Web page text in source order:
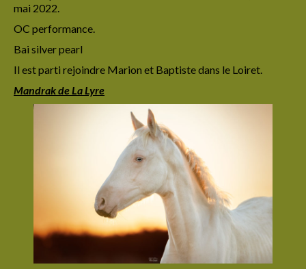
mai 2022.
OC performance.
Bai silver pearl
Il est parti rejoindre Marion et Baptiste dans le Loiret.
Mandrak de La Lyre